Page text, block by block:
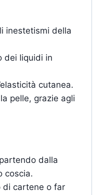
inestetismi della
dei liquidi in
cutanea.
pelle, grazie agli
dalla
coscia.
di cartene o far